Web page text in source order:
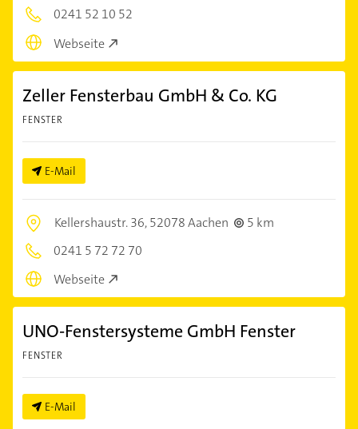
0241 52 10 52
Webseite
Zeller Fensterbau GmbH & Co. KG
FENSTER
E-Mail
Kellershaustr. 36,52078 Aachen
5 km
0241 5 72 72 70
Webseite
UNO-Fenstersysteme GmbH Fenster
FENSTER
E-Mail